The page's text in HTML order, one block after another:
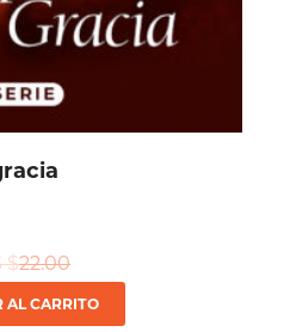
$22.00
AL CARRITO